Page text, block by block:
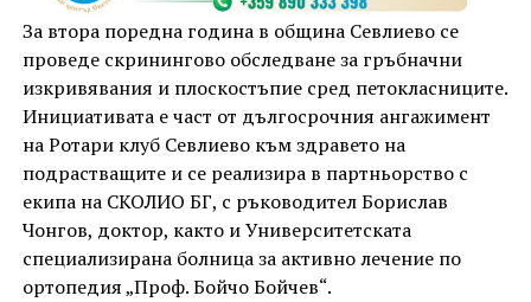
За втора поредна година в община Севлиево се
проведе скринингово обследване за гръбначни
изкривявания и плоскостъпие сред петокласниците.
Инициативата е част от дългосрочния ангажимент
на Ротари клуб Севлиево към здравето на
подрастващите и се реализира в партньорство с
екипа на СКОЛИО БГ, с ръководител Борислав
Чонгов, доктор, както и Университетската
специализирана болница за активно лечение по
ортопедия „Проф. Бойчо Бойчев“.